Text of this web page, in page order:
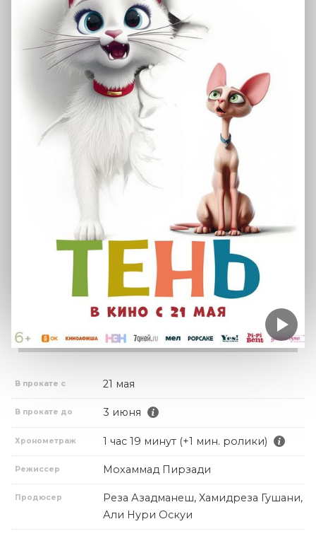
В прокате с 21 мая
В прокате до 3 июня
Хронометраж 1 час 19 минут (+1 мин. ролики)
Режиссер Мохаммад Пирзади
Продюсер
Реза Азадманеш, Хамидреза Гушани,
Али Нури Оскуи